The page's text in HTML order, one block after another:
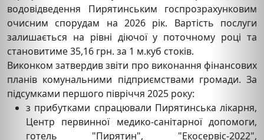
водовідведення Пирятинським госпрозрахунковим
очисним спорудам на 2026 рік. Вартість послуги
залишається на рівні діючої у поточному році та
становитиме 35,16 грн. за 1 м.куб стоків.
Виконком затвердив звіти про виконання фінансових
планів комунальними підприємствами громади. За
підсумками першого півріччя 2025 року:
з прибутками спрацювали Пирятинська лікарня,
Центр первинної медико-санітарної допомоги,
готель "Пирятин", "Екосервіс-2022",